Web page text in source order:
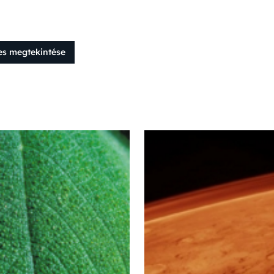
megtekintése